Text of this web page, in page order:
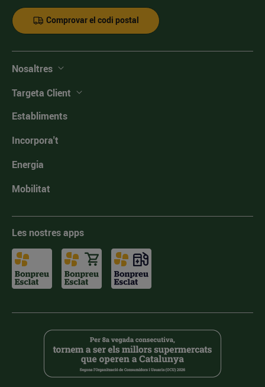
Comprovar el codi postal
Nosaltres
Targeta Client
Establiments
Incorpora't
Energia
Mobilitat
Les nostres apps